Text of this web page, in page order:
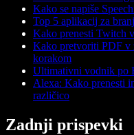
Kako se napiše
Top 5 aplikacij za
Kako prenesti Twitch
Kako pretvoriti PDF v
korakom
Ultimativni vodnik po
Alexa: Kako prenesti
različico
Zadnji prispevki